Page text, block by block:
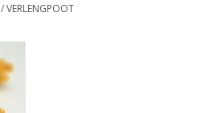
/VERLENGPOOT